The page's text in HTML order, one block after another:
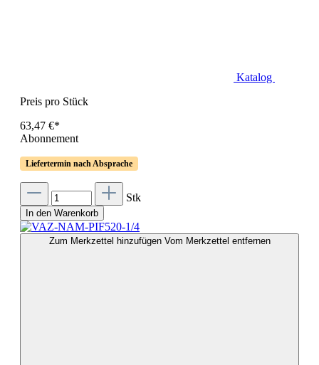
Katalog
Preis pro Stück
63,47 €*
Abonnement
Liefertermin nach Absprache
Stk
In den Warenkorb
Zum Merkzettel hinzufügen Vom Merkzettel entfernen